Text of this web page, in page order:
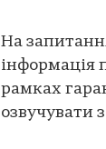
На
інформація
рамках
озвучувати